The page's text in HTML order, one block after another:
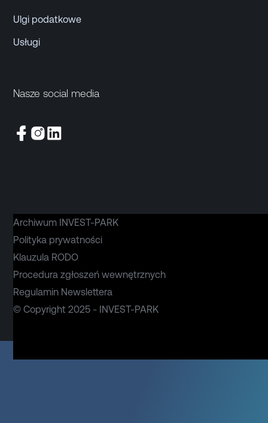
Ulgi podatkowe
Usługi
Nasze social media
© Copyright 2025 - INVEST-PARK
Archiwum INVEST-PARK
Polityka prywatności
Klauzula RODO
Procedura zgłoszeń wewnętrznych
Regulamin Newslettera